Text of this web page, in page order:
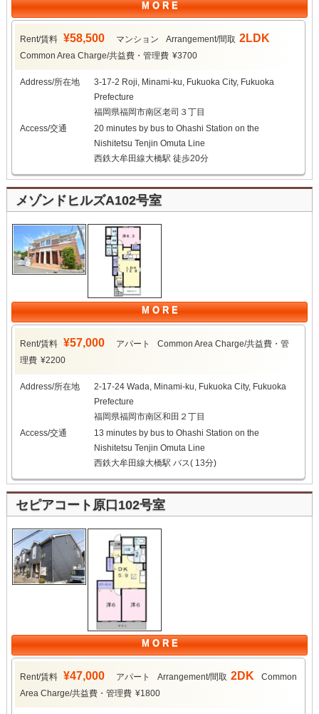
M O R E
Rent/賃料 ¥58,500 マンション Arrangement/間取 2LDK
Common Area Charge/共益費・管理費 ¥3700
Address/所在地
3-17-2 Roji, Minami-ku, Fukuoka City, Fukuoka
Prefecture
福岡県福岡市南区老司３丁目
Access/交通
20 minutes by bus to Ohashi Station on the
Nishitetsu Tenjin Omuta Line
西鉄大牟田線大橋駅 徒歩20分
メゾンドヒルズA102号室
M O R E
Rent/賃料 ¥57,000 アパート
Common Area Charge/共益費・管
理費 ¥2200
Address/所在地
2-17-24 Wada, Minami-ku, Fukuoka City, Fukuoka
Prefecture
福岡県福岡市南区和田２丁目
Access/交通
13 minutes by bus to Ohashi Station on the
Nishitetsu Tenjin Omuta Line
西鉄大牟田線大橋駅 バス( 13分)
セピアコート原口102号室
M O R E
Rent/賃料 ¥47,000 アパート Arrangement/間取 2DK
Common
Area Charge/共益費・管理費 ¥1800